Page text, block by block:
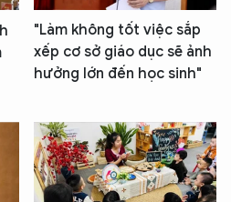
"Làm không tốt việc sắp
xếp cơ sở giáo dục sẽ ảnh
hưởng lớn đến học sinh"